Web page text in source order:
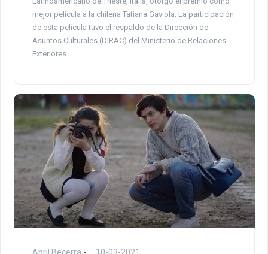
mejor película a la chilena Tatiana Gaviola. La participación
de esta película tuvo el respaldo de la Dirección de
Asuntos Culturales (DIRAC) del Ministerio de Relaciones
Exteriores.